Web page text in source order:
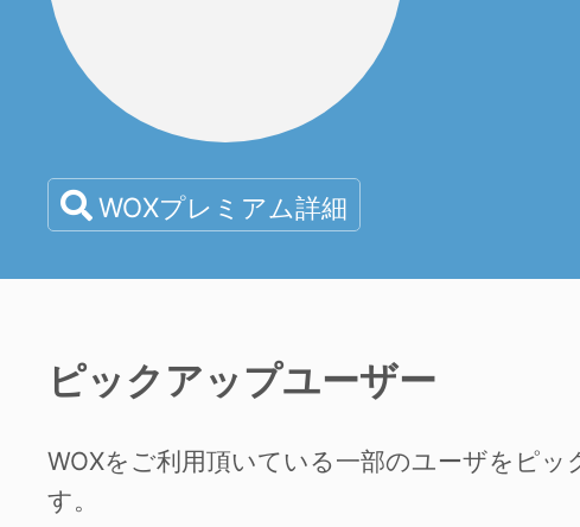
WOXプレミアム詳細
ピックアップユーザー
WOXをご利用頂いている一部のユーザをピ
す。